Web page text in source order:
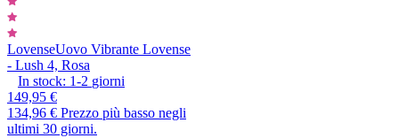
LovenseUovo Vibrante Lovense
- Lush 4, Rosa
In stock: 1-2 giorni
149,95 €
134,96 € Prezzo più basso negli
ultimi 30 giorni.